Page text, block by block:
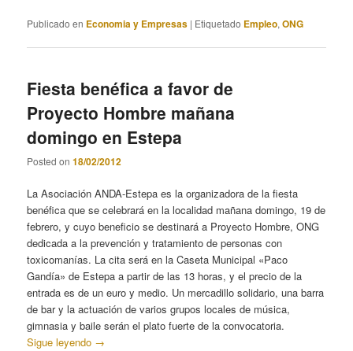
Publicado en Economia y Empresas | Etiquetado Empleo,ONG
Fiesta benéfica a favor de
Proyecto Hombre mañana
domingo en Estepa
Posted on18/02/2012
La Asociación ANDA-Estepa es la organizadora de la fiesta
benéfica que se celebrará en la localidad mañana domingo, 19 de
febrero, y cuyo beneficio se destinará a Proyecto Hombre, ONG
dedicada a la prevención y tratamiento de personas con
toxicomanías. La cita será en la Caseta Municipal «Paco
Gandía» de Estepa a partir de las 13 horas, y el precio de la
entrada es de un euro y medio. Un mercadillo solidario, una barra
de bar y la actuación de varios grupos locales de música,
gimnasia y baile serán el plato fuerte de la convocatoria.
Sigue leyendo →